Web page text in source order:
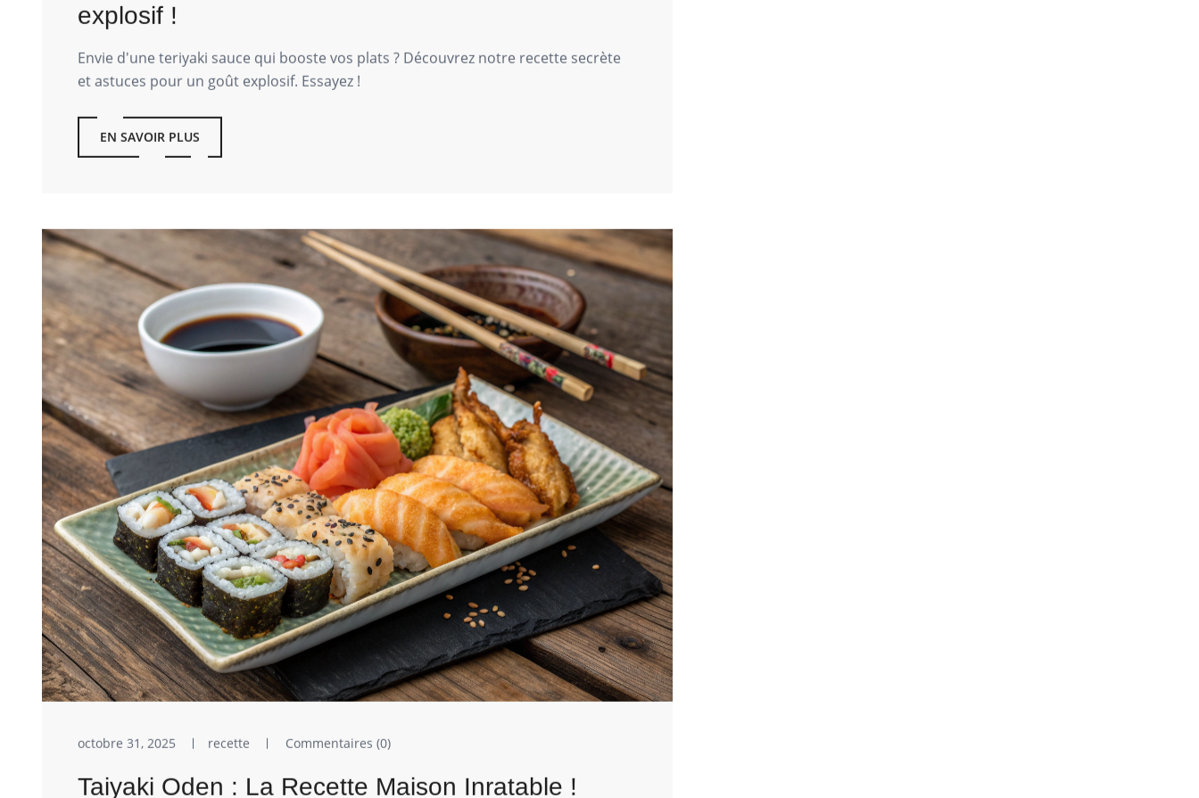
explosif !
Envie d'une teriyaki sauce qui booste vos plats ? Découvrez notre recette secrète
et astuces pour un goût explosif. Essayez !
EN SAVOIR PLUS
octobre 31, 2025 recette Commentaires (0)
Taiyaki Oden : La Recette Maison Inratable !